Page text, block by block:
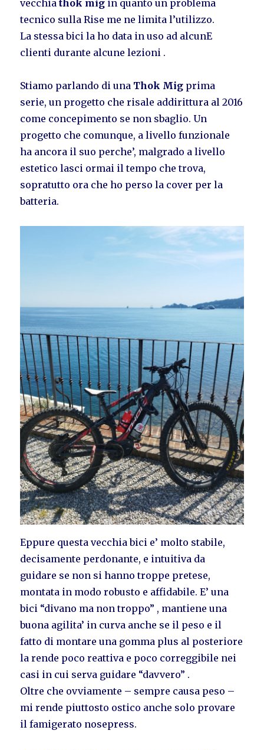
vecchia thok mig in quanto un problema
tecnico sulla Rise me ne limita l’utilizzo.
La stessa bici la ho data in uso ad alcunE
clienti durante alcune lezioni .
Stiamo parlando di una Thok Mig prima
serie, un progetto che risale addirittura al 2016
come concepimento se non sbaglio. Un
progetto che comunque, a livello funzionale
ha ancora il suo perche’, malgrado a livello
estetico lasci ormai il tempo che trova,
sopratutto ora che ho perso la cover per la
batteria.
Eppure questa vecchia bici e’ molto stabile,
decisamente perdonante, e intuitiva da
guidare se non si hanno troppe pretese,
montata in modo robusto e affidabile. E’ una
bici “divano ma non troppo” , mantiene una
buona agilita’ in curva anche se il peso e il
fatto di montare una gomma plus al posteriore
la rende poco reattiva e poco correggibile nei
casi in cui serva guidare “davvero” .
Oltre che ovviamente – sempre causa peso –
mi rende piuttosto ostico anche solo provare
il famigerato nosepress.